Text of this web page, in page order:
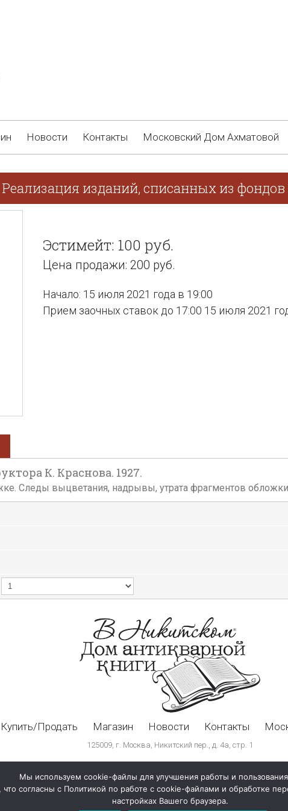
Новости Контакты Московский Дом Ахматовой
изданий, списанных из фондов
Эстимейт: 100 руб.
Цена продажи: 200 руб.
Начало: 15 июля 2021 года в 19:00
Прием заочных ставок до 17:00 15 июля 2021
К. Краснова. 1927.
Следы выцветания, надрывы, утрата фрагментов
Купить/Продать Магазин Новости Контакты
125009, г. Москва, Никитский пер., д. 4а, стр. 1
Мы используем cookie-файлы для улучшения работы и
согласны с Политикой по работе с cookie-файлами и обработке
настройках Вашего браузера.